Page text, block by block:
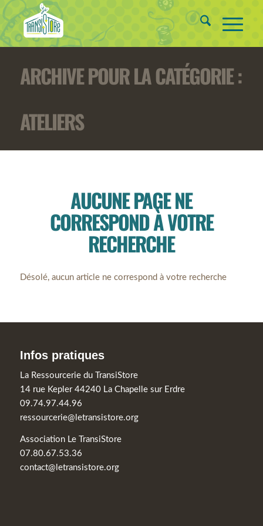
ARCHIVE POUR LA CATÉGORIE :
ATELIERS
AUCUNE PAGE NE
CORRESPOND À VOTRE
RECHERCHE
Désolé, aucun article ne correspond à votre recherche
Infos pratiques
La Ressourcerie du TransiStore
14 rue Kepler 44240 La Chapelle sur Erdre
09.74.97.44.96
ressourcerie@letransistore.org
Association Le TransiStore
07.80.67.53.36
contact@letransistore.org